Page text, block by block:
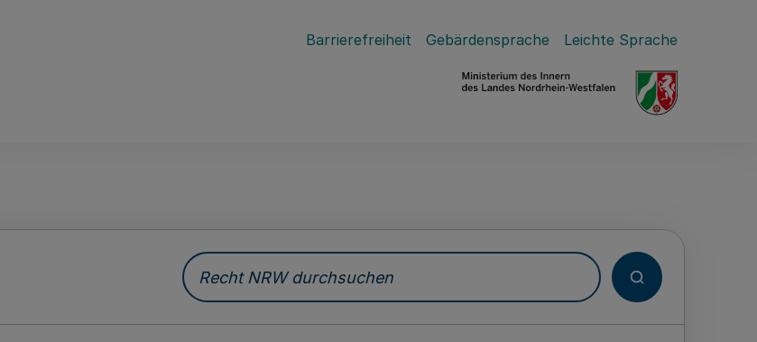
Barrierefreiheit Gebärdensprache Leichte Sprache
Recht NRW durchsuchen